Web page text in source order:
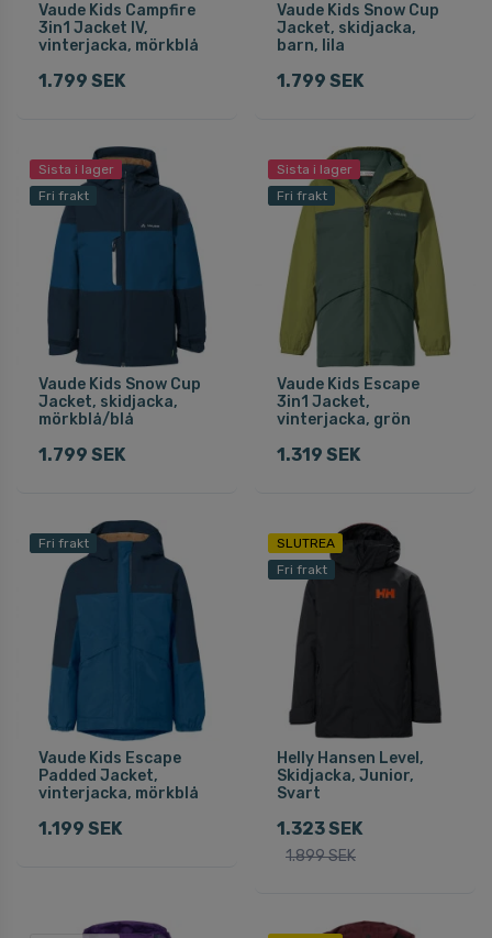
Vaude Kids Campfire
3in1 Jacket IV,
vinterjacka, mörkblå
1.799 SEK
Vaude Kids Snow Cup
Jacket, skidjacka,
barn, lila
1.799 SEK
Sista i lager
Fri frakt
Vaude Kids Snow Cup
Jacket, skidjacka,
mörkblå/blå
1.799 SEK
Sista i lager
Fri frakt
Vaude Kids Escape
3in1 Jacket,
vinterjacka, grön
1.319 SEK
Fri frakt
Vaude Kids Escape
Padded Jacket,
vinterjacka, mörkblå
1.199 SEK
SLUTREA
Fri frakt
Helly Hansen Level,
Skidjacka, Junior,
Svart
1.323 SEK
1.899 SEK